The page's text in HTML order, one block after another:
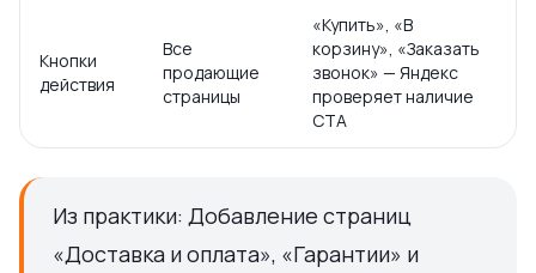
Кнопки
действия
Все
продающие
страницы
«Купить», «В
корзину», «Заказать
звонок» — Яндекс
проверяет наличие
CTA
Из практики: Добавление страниц
«Доставка и оплата», «Гарантии» и